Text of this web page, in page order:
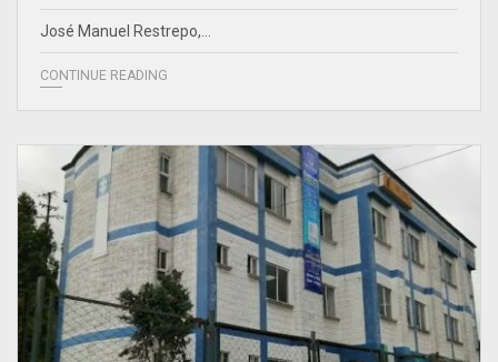
José Manuel Restrepo,…
CONTINUE READING